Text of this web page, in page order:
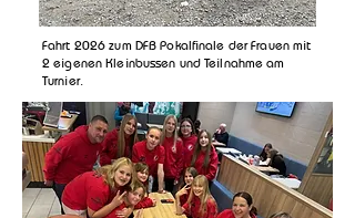
Fahrt 2026 zum DFB Pokalfinale der Frauen mit
2 eigenen Kleinbussen und Teilnahme am
Turnier.